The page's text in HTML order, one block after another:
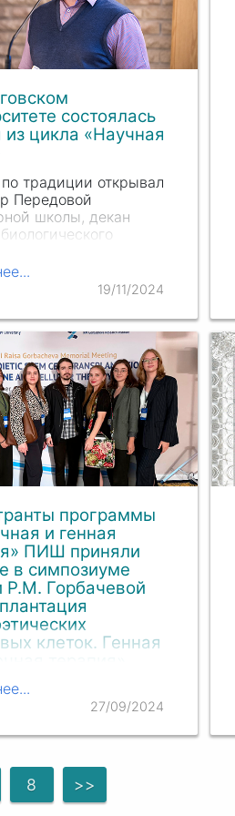
состоялась
из цикла «Научная
традиции открывал
Передовой
школы, декан
молекулярной
и медицинской
Университета
корреспондент РАН
19/11/2024
программы
и генная
ПИШ приняли
в симпозиуме
Р.М. Горбачевой
клеток. Генная
завершился 21
в Санкт-Петербурге.
специалисты в
стволовых
онкологии,
27/09/2024
8 >>